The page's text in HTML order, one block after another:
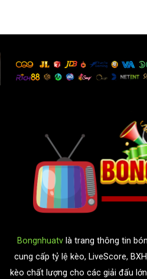
Bongnhuatv là trang thông tin
cung cấp tỷ lệ kèo, LiveScore,
kèo chất lượng cho các giải đấu